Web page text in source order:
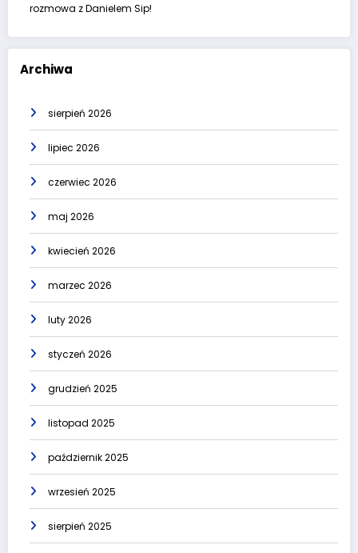
rozmowa z Danielem Sip!
Archiwa
sierpień 2026
lipiec 2026
czerwiec 2026
maj 2026
kwiecień 2026
marzec 2026
luty 2026
styczeń 2026
grudzień 2025
listopad 2025
październik 2025
wrzesień 2025
sierpień 2025